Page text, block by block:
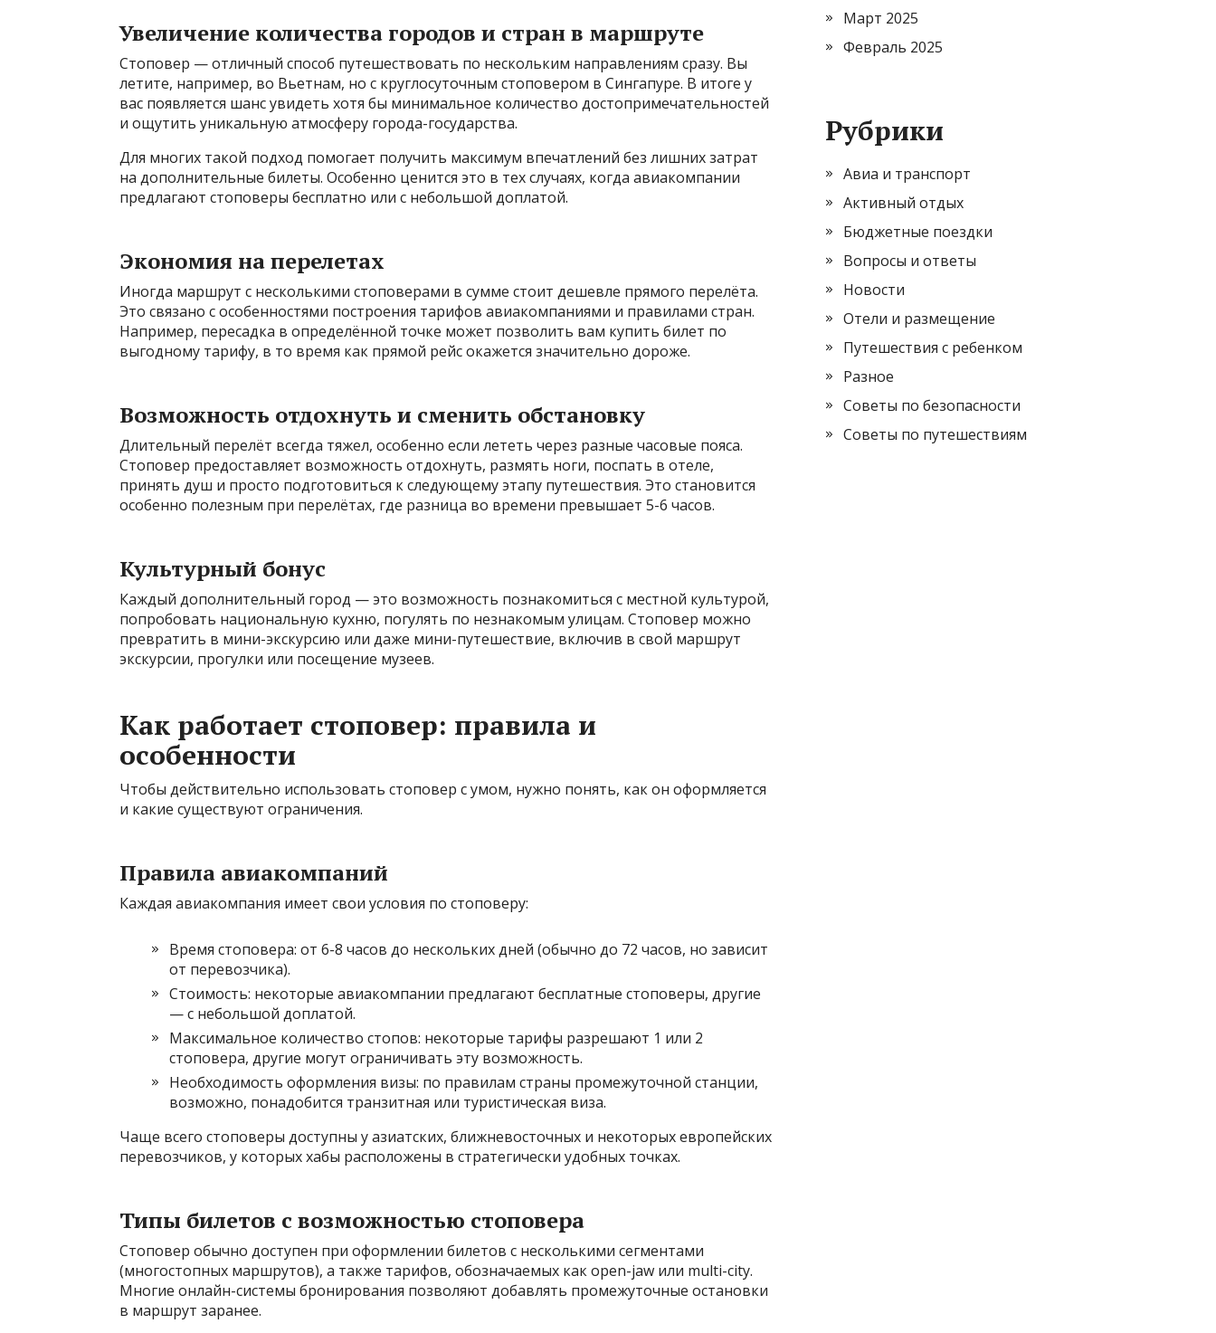
Увеличение количества городов и стран в маршруте
Стоповер — отличный способ путешествовать по нескольким направлениям сразу. Вы
летите, например, во Вьетнам, но с круглосуточным стоповером в Сингапуре. В итоге у
вас появляется шанс увидеть хотя бы минимальное количество достопримечательностей
и ощутить уникальную атмосферу города-государства.
Для многих такой подход помогает получить максимум впечатлений без лишних затрат
на дополнительные билеты. Особенно ценится это в тех случаях, когда авиакомпании
предлагают стоповеры бесплатно или с небольшой доплатой.
Экономия на перелетах
Иногда маршрут с несколькими стоповерами в сумме стоит дешевле прямого перелёта.
Это связано с особенностями построения тарифов авиакомпаниями и правилами стран.
Например, пересадка в определённой точке может позволить вам купить билет по
выгодному тарифу, в то время как прямой рейс окажется значительно дороже.
Возможность отдохнуть и сменить обстановку
Длительный перелёт всегда тяжел, особенно если лететь через разные часовые пояса.
Стоповер предоставляет возможность отдохнуть, размять ноги, поспать в отеле,
принять душ и просто подготовиться к следующему этапу путешествия. Это становится
особенно полезным при перелётах, где разница во времени превышает 5-6 часов.
Культурный бонус
Каждый дополнительный город — это возможность познакомиться с местной культурой,
попробовать национальную кухню, погулять по незнакомым улицам. Стоповер можно
превратить в мини-экскурсию или даже мини-путешествие, включив в свой маршрут
экскурсии, прогулки или посещение музеев.
Как работает стоповер: правила и
особенности
Чтобы действительно использовать стоповер с умом, нужно понять, как он оформляется
и какие существуют ограничения.
Правила авиакомпаний
Каждая авиакомпания имеет свои условия по стоповеру:
Время стоповера: от 6-8 часов до нескольких дней (обычно до 72 часов, но зависит
от перевозчика).
Стоимость: некоторые авиакомпании предлагают бесплатные стоповеры, другие
— с небольшой доплатой.
Максимальное количество стопов: некоторые тарифы разрешают 1 или 2
стоповера, другие могут ограничивать эту возможность.
Необходимость оформления визы: по правилам страны промежуточной станции,
возможно, понадобится транзитная или туристическая виза.
Чаще всего стоповеры доступны у азиатских, ближневосточных и некоторых европейских
перевозчиков, у которых хабы расположены в стратегически удобных точках.
Типы билетов с возможностью стоповера
Стоповер обычно доступен при оформлении билетов с несколькими сегментами
(многостопных маршрутов), а также тарифов, обозначаемых как open-jaw или multi-city.
Многие онлайн-системы бронирования позволяют добавлять промежуточные остановки
в маршрут заранее.
Март 2025
Февраль 2025
Рубрики
Авиа и транспорт
Активный отдых
Бюджетные поездки
Вопросы и ответы
Новости
Отели и размещение
Путешествия с ребенком
Разное
Советы по безопасности
Советы по путешествиям